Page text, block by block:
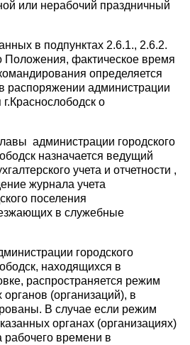
или нерабочий праздничный
в подпунктах 2.6.1., 2.6.2.
Положения, фактическое время
определяется
распоряжении администрации
г.Краснослободск о
администрации городского
назначается ведущий
учета и отчетности ,
журнала учета
поселения
в служебные
городского
находящихся в
распространяется режим
(организаций), в
В случае если режим
органах (организациях)
рабочего времени в